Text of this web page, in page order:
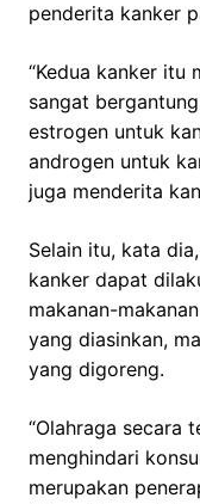
penderita kanker
“Kedua kanker itu
sangat
estrogen untuk
androgen untuk
juga menderita
Selain itu, kata
kanker dapat
makanan-
yang diasinkan,
yang digoreng.
“Olahraga secara
menghindari
merupakan